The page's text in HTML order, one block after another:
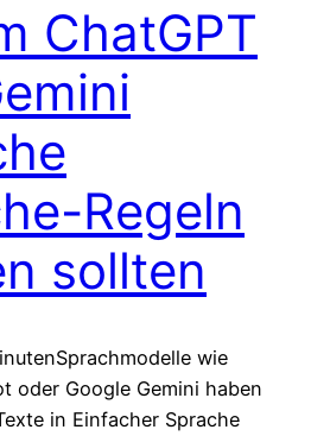
ChatGPT
Regeln
sollten
wie
oder Google Gemini haben
in Einfacher Sprache